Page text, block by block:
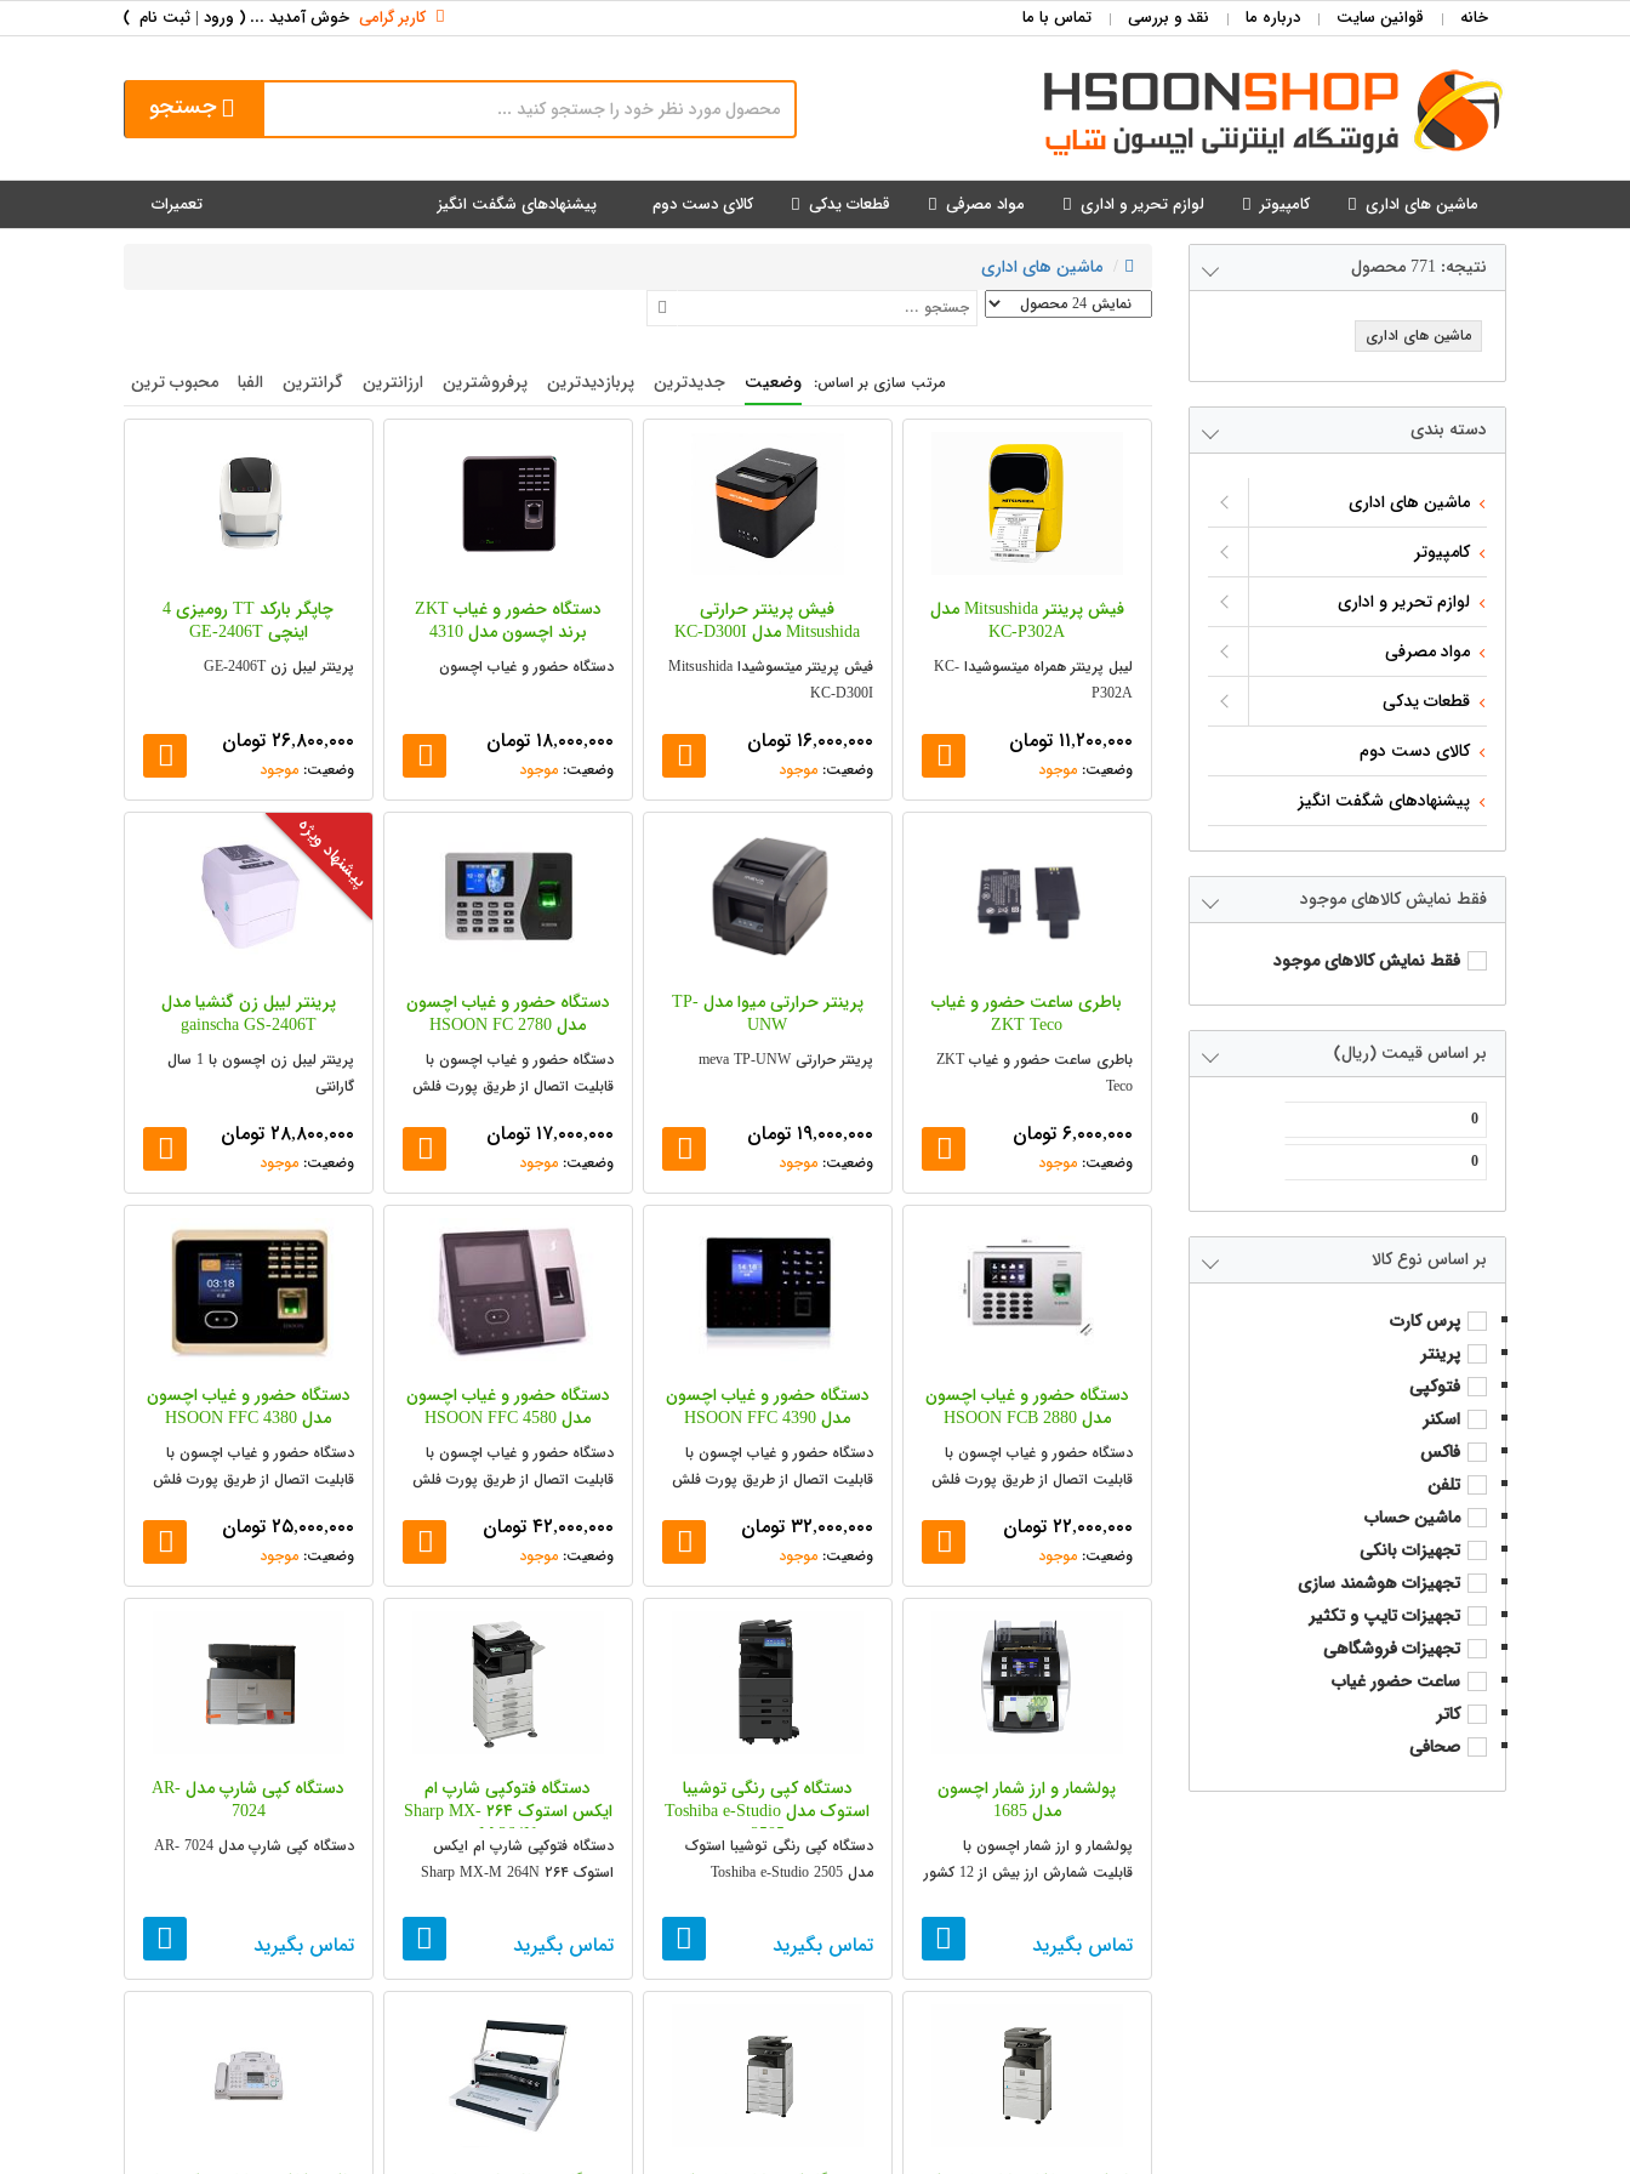
خانه قوانین سایت درباره ما نقد و بررسی تماس با ما کاربر گرامی خوش آمدید ... ( ورود | ثبت نام )
جستجو
ماشین های اداری کامپیوتر لوازم تحریر و اداری مواد مصرفی قطعات یدکی کالای دست دوم پیشنهادهای شگفت انگیز تعمیرات
ماشین های اداری
وضعیت جدیدترین پربازدیدترین پرفروشترین ارزانترین گرانترین الفبا محبوب ترین
فیش پرینتر Mitsushida مدل
KC-P302A
لیبل پرینتر همراه میتسوشیدا KC-
P302A
۱۱,۲۰۰,۰۰۰ تومان
موجود
فیش پرینتر حرارتی
Mitsushida مدل KC-D300I
فیش پرینتر میتسوشیدا Mitsushida
KC-D300I
۱۶,۰۰۰,۰۰۰ تومان
موجود
دستگاه حضور و غیاب ZKT
برند اچسون مدل 4310
دستگاه حضور و غیاب اچسون
۱۸,۰۰۰,۰۰۰ تومان
موجود
چاپگر بارکد TT رومیزی 4
اینچی GE-2406T
پرینتر لیبل زن GE-2406T
۲۶,۸۰۰,۰۰۰ تومان
موجود
باطری ساعت حضور و غیاب
ZKT Teco
باطری ساعت حضور و غیاب ZKT
Teco
۶,۰۰۰,۰۰۰ تومان
موجود
پرینتر حرارتی میوا مدل TP-
UNW
پرینتر حرارتی meva TP-UNW
۱۹,۰۰۰,۰۰۰ تومان
موجود
دستگاه حضور و غیاب اچسون
مدل HSOON FC 2780
دستگاه حضور و غیاب اچسون با
قابلیت اتصال از طریق پورت فلش
۱۷,۰۰۰,۰۰۰ تومان
موجود
پیشنهاد ویژه
پرینتر لیبل زن گنشیا مدل
gainscha GS-2406T
پرینتر لیبل زن اچسون با 1 سال
گارانتی
۲۸,۸۰۰,۰۰۰ تومان
موجود
دستگاه حضور و غیاب اچسون
مدل HSOON FCB 2880
دستگاه حضور و غیاب اچسون با
قابلیت اتصال از طریق پورت فلش
۲۲,۰۰۰,۰۰۰ تومان
موجود
دستگاه حضور و غیاب اچسون
مدل HSOON FFC 4390
دستگاه حضور و غیاب اچسون با
قابلیت اتصال از طریق پورت فلش
۳۲,۰۰۰,۰۰۰ تومان
موجود
دستگاه حضور و غیاب اچسون
مدل HSOON FFC 4580
دستگاه حضور و غیاب اچسون با
قابلیت اتصال از طریق پورت فلش
۴۲,۰۰۰,۰۰۰ تومان
موجود
دستگاه حضور و غیاب اچسون
مدل HSOON FFC 4380
دستگاه حضور و غیاب اچسون با
قابلیت اتصال از طریق پورت فلش
۲۵,۰۰۰,۰۰۰ تومان
موجود
پولشمار و ارز شمار اچسون
مدل 1685
پولشمار و ارز شمار اچسون با
قابلیت شمارش ارز بیش از 12 کشور
تماس بگیرید
دستگاه کپی رنگی توشیبا
استوک مدل Toshiba e-Studio
2505
دستگاه کپی رنگی توشیبا استوک
مدل Toshiba e-Studio 2505
تماس بگیرید
دستگاه فتوکپی شارپ ام
ایکس استوک ۲۶۴ Sharp MX-
M 264N
دستگاه فتوکپی شارپ ام ایکس
استوک ۲۶۴ Sharp MX-M 264N
تماس بگیرید
دستگاه کپی شارپ مدل AR-
7024
دستگاه کپی شارپ مدل AR- 7024
تماس بگیرید
نتیجه: 771 محصول
ماشین های اداری
دسته بندی
ماشین های اداری
کامپیوتر
لوازم تحریر و اداری
مواد مصرفی
قطعات یدکی
کالای دست دوم
پیشنهادهای شگفت انگیز
فقط نمایش کالاهای موجود
فقط نمایش کالاهای موجود
بر اساس قیمت (ریال)
نوع کالا
پرس کارت
پرینتر
فتوکپی
اسکنر
فاکس
تلفن
ماشین حساب
تجهیزات بانکی
تجهیزات هوشمند سازی
تجهیزات تایپ و تکثیر
تجهیزات فروشگاهی
ساعت حضور غیاب
کاتر
صحافی